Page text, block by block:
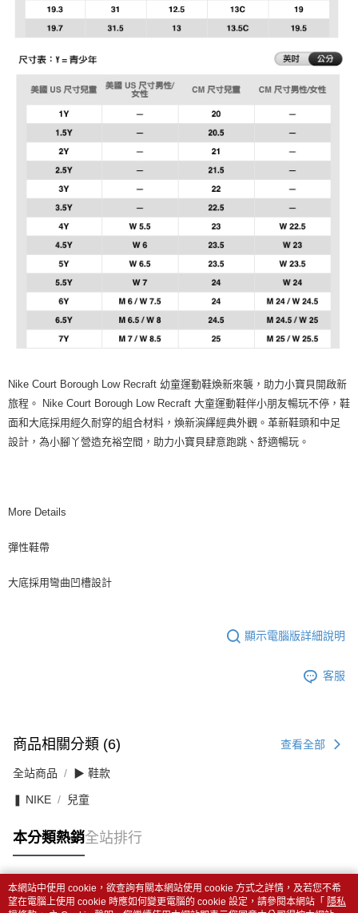
Nike Court Borough Low Recraft 幼童運動鞋煥新來襲，助力小寶貝開啟新
旅程。 Nike Court Borough Low Recraft 大童運動鞋伴小朋友暢玩不停，鞋
面和大底採用經久耐穿的組合材料，煥新演繹經典外觀。革新鞋頭和中足
設計，為小腳丫營造充裕空間，助力小寶貝肆意跑跳、舒適暢玩。
More Details
彈性鞋帶
大底採用彎曲凹槽設計
顯示電腦版詳細說明
客服
商品相關分類 (6) 查看全部
全站商品 ▶ 鞋款
❚ NIKE 兒童
本分類熱銷全站排行
熱門標籤
本網站中使用 cookie，欲查詢有關本網站使用 cookie 方式之詳情，及若您不希
望在電腦上使用 cookie 時應如何變更電腦的 cookie 設定，請參閱本網站「 隱私